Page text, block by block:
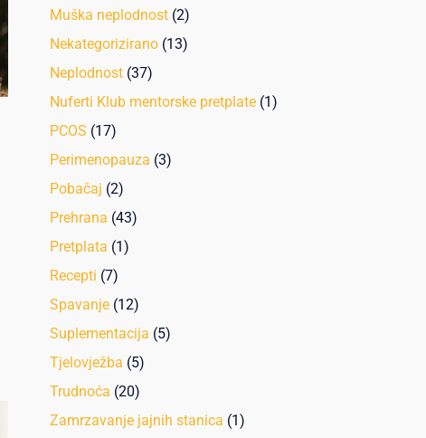
Muška neplodnost (2)
Nekategorizirano (13)
Neplodnost (37)
Nuferti Klub mentorske pretplate (1)
PCOS (17)
Perimenopauza (3)
Pobačaj (2)
Prehrana (43)
Pretplata (1)
Recepti (7)
Spavanje (12)
Suplementacija (5)
Tjelovježba (5)
Trudnoća (20)
Zamrzavanje jajnih stanica (1)